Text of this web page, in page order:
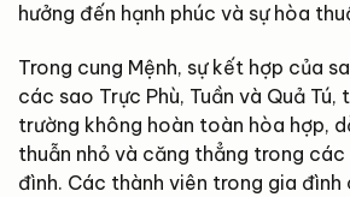
hưởng đến hạnh phúc và sự hòa
Trong cung Mệnh, sự kết hợp của
các sao Trực Phù, Tuần và Quả
trường không hoàn toàn hòa hợp,
thuẫn nhỏ và căng thẳng trong các
đình. Các thành viên trong gia